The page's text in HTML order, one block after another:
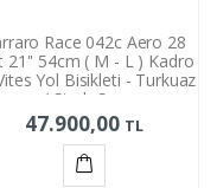
Race 042c Aero 28
21'' 54cm ( M - L ) Kadro
Yol Bisikleti - Turkuaz
/ Siyah Sarı
47.900,00 TL